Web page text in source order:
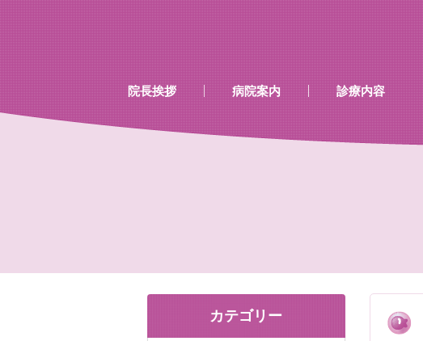
院長挨拶
病院案内
診療時間
当院で行える検診
当院で取り扱いのあるワクチン
診療内容
…既存のコード……既存のコード…
カテゴリー